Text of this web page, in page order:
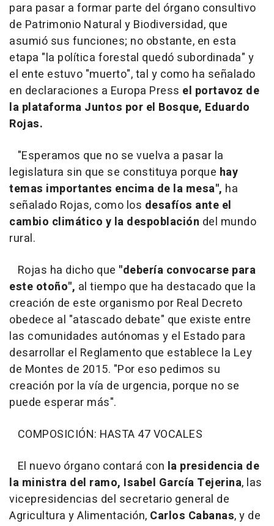
para pasar a formar parte del órgano consultivo
de Patrimonio Natural y Biodiversidad, que
asumió sus funciones; no obstante, en esta
etapa "la política forestal quedó subordinada" y
el ente estuvo "muerto", tal y como ha señalado
en declaraciones a Europa Press el portavoz de
la plataforma Juntos por el Bosque, Eduardo
Rojas.
"Esperamos que no se vuelva a pasar la
legislatura sin que se constituya porque hay
temas importantes encima de la mesa", ha
señalado Rojas, como los desafíos ante el
cambio climático y la despoblación del mundo
rural.
Rojas ha dicho que "debería convocarse para
este otoño", al tiempo que ha destacado que la
creación de este organismo por Real Decreto
obedece al "atascado debate" que existe entre
las comunidades autónomas y el Estado para
desarrollar el Reglamento que establece la Ley
de Montes de 2015. "Por eso pedimos su
creación por la vía de urgencia, porque no se
puede esperar más".
COMPOSICIÓN: HASTA 47 VOCALES
El nuevo órgano contará con la presidencia de
la ministra del ramo, Isabel García Tejerina, las
vicepresidencias del secretario general de
Agricultura y Alimentación, Carlos Cabanas, y de